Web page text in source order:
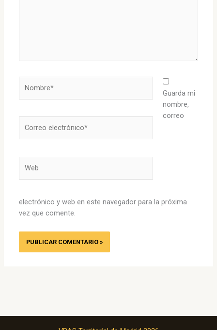
electrónico*
Guarda mi
nombre,
correo
electrónico y web en este navegador para la próxima
vez que comente.